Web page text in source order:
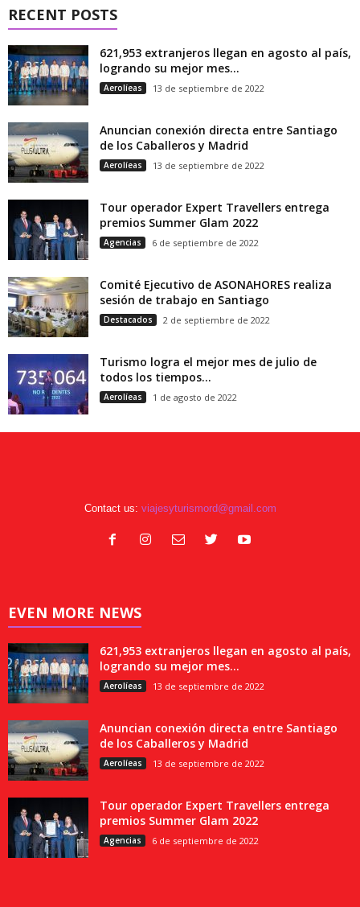
RECENT POSTS
621,953 extranjeros llegan en agosto al país,
logrando su mejor mes...
Aerolíeas 13 de septiembre de 2022
Anuncian conexión directa entre Santiago
de los Caballeros y Madrid
Aerolíeas 13 de septiembre de 2022
Tour operador Expert Travellers entrega
premios Summer Glam 2022
Agencias 6 de septiembre de 2022
Comité Ejecutivo de ASONAHORES realiza
sesión de trabajo en Santiago
Destacados 2 de septiembre de 2022
Turismo logra el mejor mes de julio de
todos los tiempos...
Aerolíeas 1 de agosto de 2022
Contact us: viajesyturismord@gmail.com
EVEN MORE NEWS
621,953 extranjeros llegan en agosto al país,
logrando su mejor mes...
Aerolíeas 13 de septiembre de 2022
Anuncian conexión directa entre Santiago
de los Caballeros y Madrid
Aerolíeas 13 de septiembre de 2022
Tour operador Expert Travellers entrega
premios Summer Glam 2022
Agencias 6 de septiembre de 2022